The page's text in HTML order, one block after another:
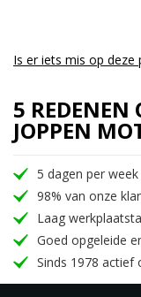
Is er iets mis op deze
5 REDENEN
JOPPEN
5 dagen per
98% van onze
Laag
Goed opgeleide
Sinds 1978 actief